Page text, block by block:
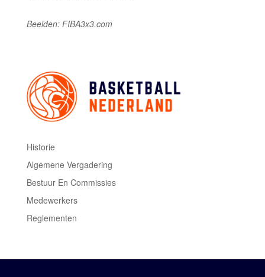
Beelden: FIBA3x3.com
Historie
Algemene Vergadering
Bestuur En Commissies
Medewerkers
Reglementen